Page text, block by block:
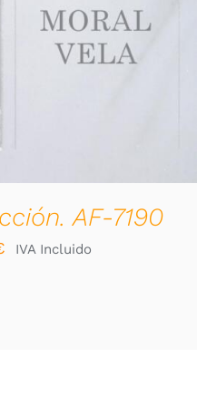
QUICK VIEW
AF-7190
IVA Incluido